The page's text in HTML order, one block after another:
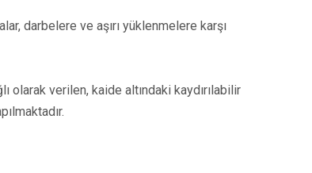
darbelere ve aşırı yüklenmelere karşı
olarak verilen, kaide altındaki kaydırılabilir